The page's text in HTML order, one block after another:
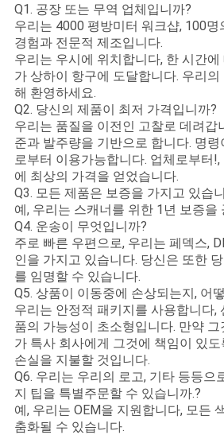
Q1. 공장 또는 무역 업체입니까?
우리는 4000 평방미터 워크샵, 100명
경험과 전문적 제조입니다.
우리는 우시에 위치합니다, 한 시간
가 상하이 항구에 도달합니다. 우리
해 환영하세요.
Q2. 당신의 제품이 최저 가격입니까?
우리는 품질을 이전인 고찰로 데려갑
준과 발주량을 기반으로 합니다. 명
로부터 이용가능합니다. 업체로부터
에 최상의 가격을 얻었습니다.
Q3. 모든 제품은 보증을 가지고 있습
예, 우리는 스캐너를 위한 1년 보증을
Q4. 운송이 무엇입니까?
주로 빠른 우편으로, 우리는 페덱스,
인을 가지고 있습니다. 당신은 또한
를 임명할 수 있습니다.
Q5. 상품이 이동중에 손상되는지, 어
우리는 안정적 패키지를 사용합니다,
품의 가능성이 초소형입니다. 만약 그
가 특사 회사에게 그것에 책임이 있
손실을 지불할 것입니다.
Q6. 우리는 우리의 로고, 기타 등등으
지 팁을 특별주문할 수 있습니까.?
예, 우리는 OEM을 지원합니다, 모든
춤화될 수 있습니다.